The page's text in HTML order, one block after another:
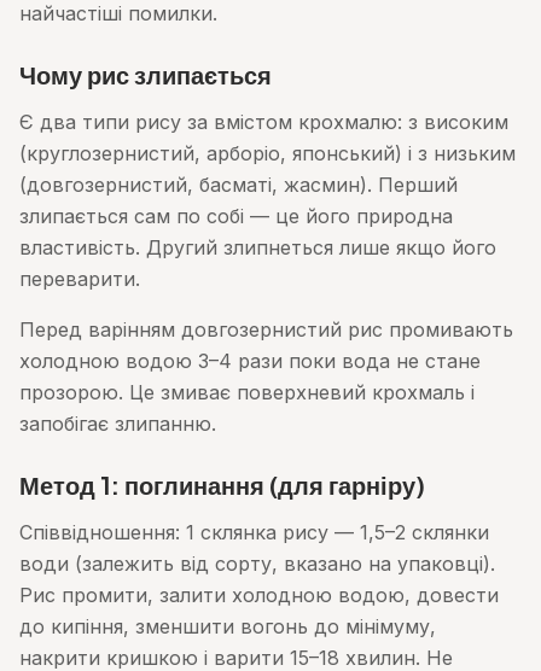
найчастіші помилки.
Чому рис злипається
Є два типи рису за вмістом крохмалю: з високим
(круглозернистий, арборіо, японський) і з низьким
(довгозернистий, басматі, жасмин). Перший
злипається сам по собі — це його природна
властивість. Другий злипнеться лише якщо його
переварити.
Перед варінням довгозернистий рис промивають
холодною водою 3–4 рази поки вода не стане
прозорою. Це змиває поверхневий крохмаль і
запобігає злипанню.
Метод 1: поглинання (для гарніру)
Співвідношення: 1 склянка рису — 1,5–2 склянки
води (залежить від сорту, вказано на упаковці).
Рис промити, залити холодною водою, довести
до кипіння, зменшити вогонь до мінімуму,
накрити кришкою і варити 15–18 хвилин. Не